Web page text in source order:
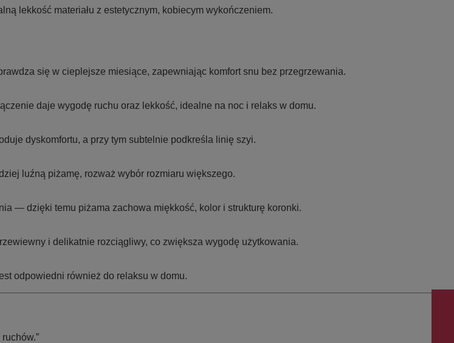
lekkość materiału z estetycznym, kobiecym wykończeniem.
się w cieplejsze miesiące, zapewniając komfort snu bez przegrzewania.
daje wygodę ruchu oraz lekkość, idealne na noc i relaks w domu.
dyskomfortu, a przy tym subtelnie podkreśla linię szyi.
luźną piżamę, rozważ wybór rozmiaru większego.
— dzięki temu piżama zachowa miękkość, kolor i strukturę koronki.
i delikatnie rozciągliwy, co zwiększa wygodę użytkowania.
odpowiedni również do relaksu w domu.